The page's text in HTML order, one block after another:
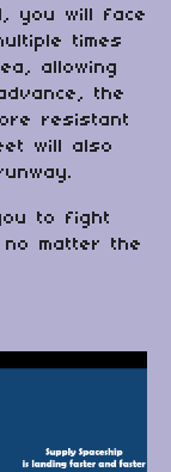
you will face
times
allowing
the
resistant
will also
to fight
matter the